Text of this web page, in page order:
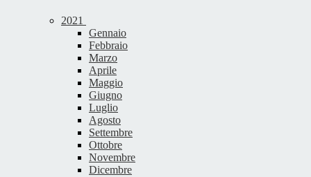
2021
Gennaio
Febbraio
Marzo
Aprile
Maggio
Giugno
Luglio
Agosto
Settembre
Ottobre
Novembre
Dicembre